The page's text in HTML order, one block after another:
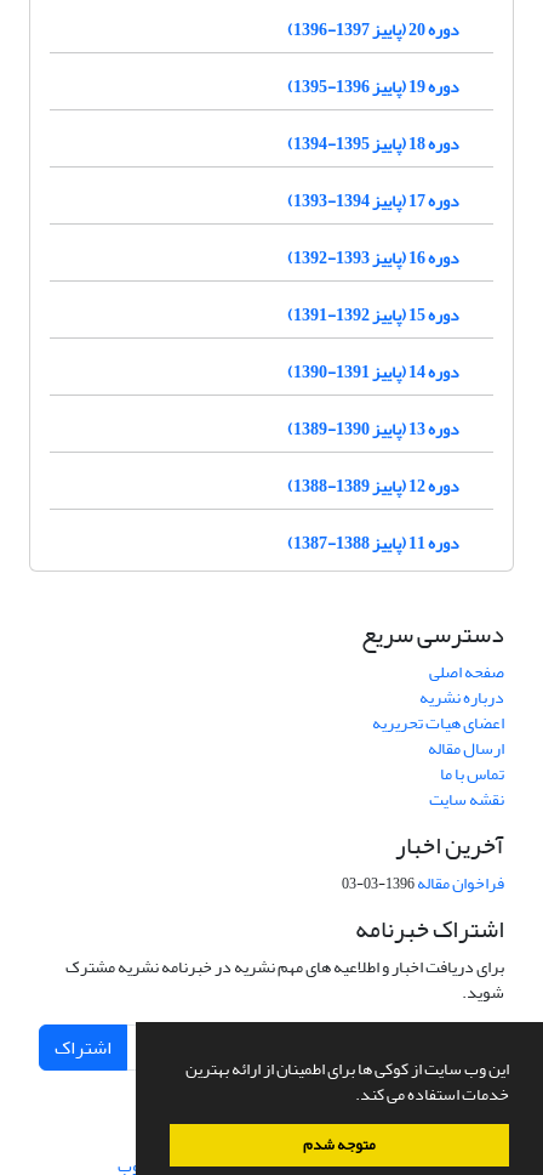
این وب سایت از کوکی ها برای اطمینان از ارائه بهترین
خدمات استفاده می کند.
متوجه شدم
دوره 20 (پاییز 1397-1396)
دوره 19 (پاییز 1396-1395)
دوره 18 (پاییز 1395-1394)
دوره 17 (پاییز 1394-1393)
دوره 16 (پاییز 1393-1392)
دوره 15 (پاییز 1392-1391)
دوره 14 (پاییز 1391-1390)
دوره 13 (پاییز 1390-1389)
دوره 12 (پاییز 1389-1388)
دوره 11 (پاییز 1388-1387)
دسترسی سریع
صفحه اصلی
درباره نشریه
اعضای هیات تحریریه
ارسال مقاله
تماس با ما
نقشه سایت
آخرین اخبار
فراخوان مقاله1396-03-03
اشتراک خبرنامه
برای دریافت اخبار و اطلاعیه های مهم نشریه در خبرنامه نشریه مشترک
شوید.
اشتراک
سامانه مدیریت نشریات علمی.طراحی و پیاده سازی از سیناوب